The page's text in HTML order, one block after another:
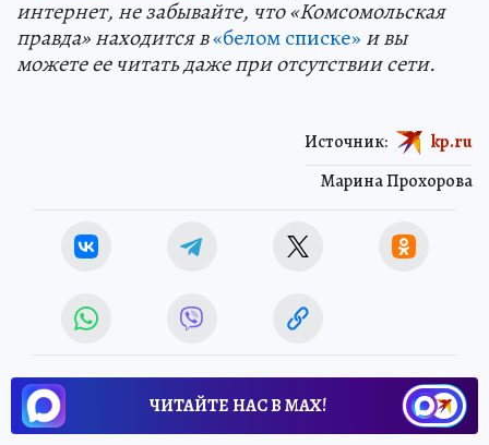
интернет, не забывайте, что «Комсомольская
правда» находится в«белом списке» и вы
можете ее читать даже при отсутствии сети.
Марина Прохорова
Источник: kp.ru
ЧИТАЙТЕ НАС В МАХ!